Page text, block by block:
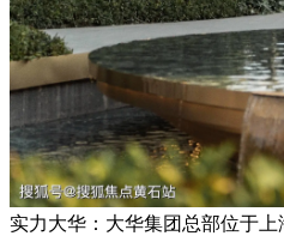
实力大华：大华集团总部位于